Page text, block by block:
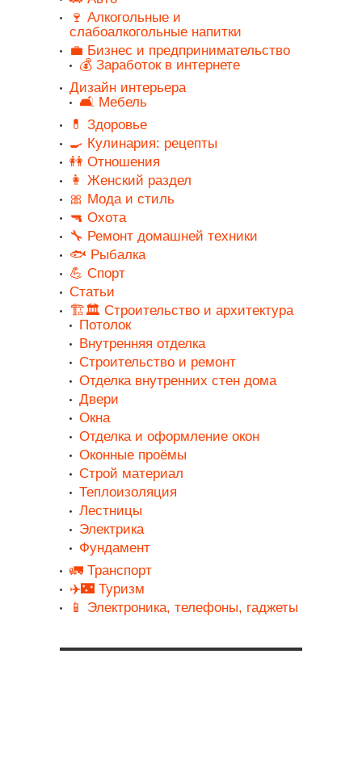
🍷 Алкогольные и
слабоалкогольные напитки
💼 Бизнес и предпринимательство
💰 Заработок в интернете
Дизайн интерьера
🛋️ Мебель
💊 Здоровье
🍳 Кулинария: рецепты
👭 Отношения
👩 Женский раздел
🎀 Мода и стиль
🔫 Охота
🔧 Ремонт домашней техники
🐟 Рыбалка
💪 Спорт
Статьи
🏗️🏛️ Строительство и архитектура
Потолок
Внутренняя отделка
Строительство и ремонт
Отделка внутренних стен дома
Двери
Окна
Отделка и оформление окон
Оконные проёмы
Строй материал
Теплоизоляция
Лестницы
Электрика
Фундамент
🚛 Транспорт
✈️🌃 Туризм
📱 Электроника, телефоны, гаджеты